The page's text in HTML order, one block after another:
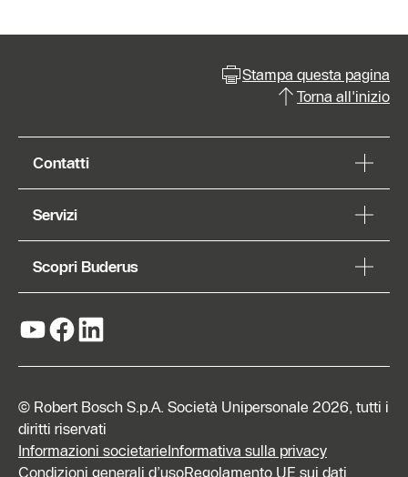
Stampa questa pagina
Torna all'inizio
Contatti
Servizi
Scopri Buderus
© Robert Bosch S.p.A. Società Unipersonale 2026, tutti i
diritti riservati
Informazioni societarieInformativa sulla privacy
Condizioni generali d’usoRegolamento UE sui dati